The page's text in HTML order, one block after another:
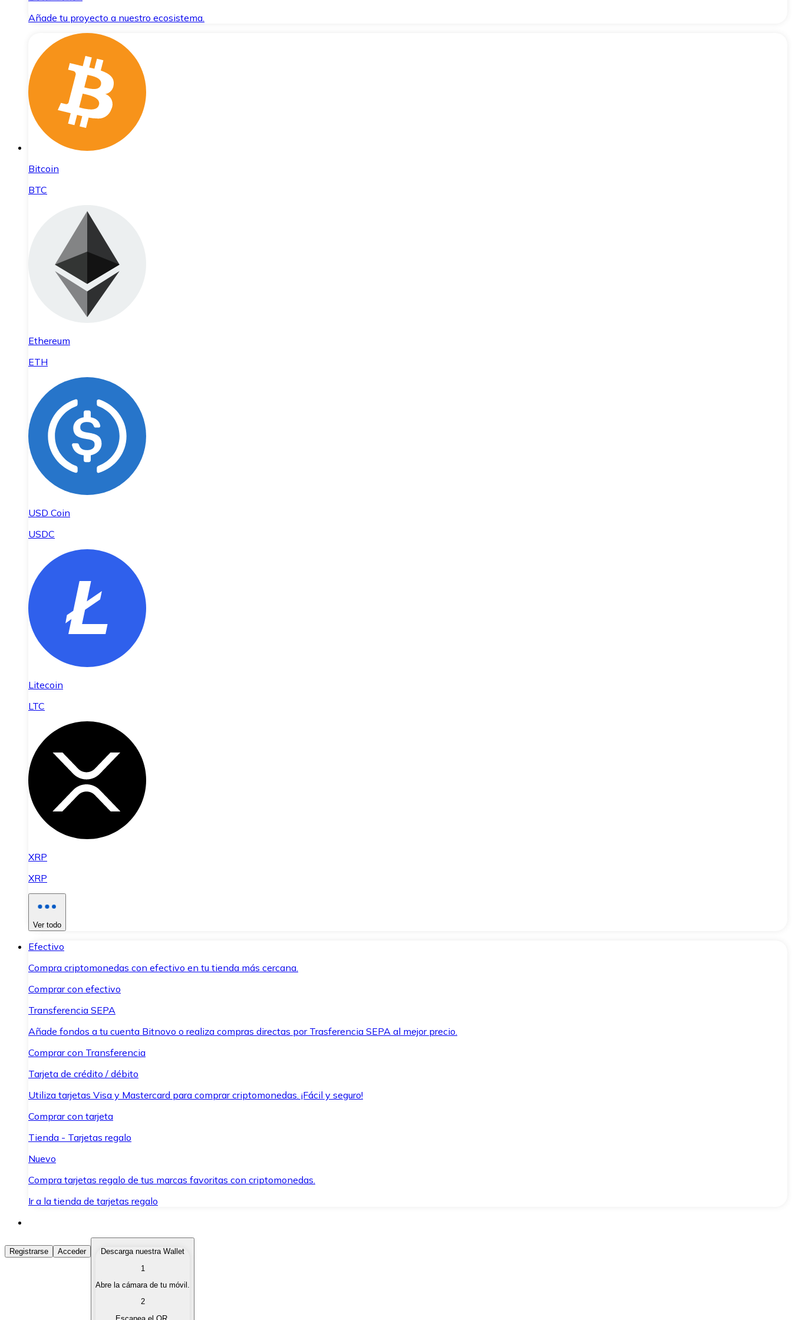
Añade tu proyecto a nuestro ecosistema.
Bitcoin
BTC
Ethereum
ETH
USD Coin
USDC
Litecoin
LTC
XRP
XRP
Ver todo
Efectivo
Compra criptomonedas con efectivo en tu tienda más cercana.
Comprar con efectivo
Transferencia SEPA
Añade fondos a tu cuenta Bitnovo o realiza compras directas por Trasferencia SEPA al mejor precio.
Comprar con Transferencia
Tarjeta de crédito / débito
Utiliza tarjetas Visa y Mastercard para comprar criptomonedas. ¡Fácil y seguro!
Comprar con tarjeta
Tienda - Tarjetas regalo
Nuevo
Compra tarjetas regalo de tus marcas favoritas con criptomonedas.
Ir a la tienda de tarjetas regalo
Comprar Criptomonedas
Compra criptomonedas con diferentes métodos de pago.
Vende tus criptomonedas de forma rápida y segura.
Registrarse Acceder
Descarga nuestra Wallet
1
Abre la cámara de tu móvil.
2